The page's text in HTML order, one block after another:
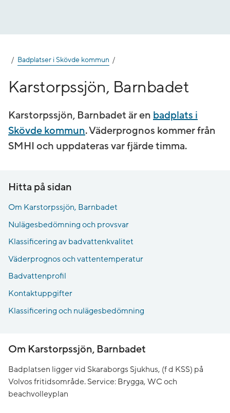
Badplatser i Skövde kommun
Karstorpssjön, Barnbadet
Karstorpssjön, Barnbadet är en badplats i
Skövde kommun. Väderprognos kommer från
SMHI och uppdateras var fjärde timma.
Hitta på sidan
Om Karstorpssjön, Barnbadet
Nulägesbedömning och provsvar
Klassificering av badvattenkvalitet
Väderprognos och vattentemperatur
Badvattenprofil
Kontaktuppgifter
Klassificering och nulägesbedömning
Om Karstorpssjön, Barnbadet
Badplatsen ligger vid Skaraborgs Sjukhus, (f d KSS) på
Volvos fritidsområde. Service: Brygga, WC och
beachvolleyplan